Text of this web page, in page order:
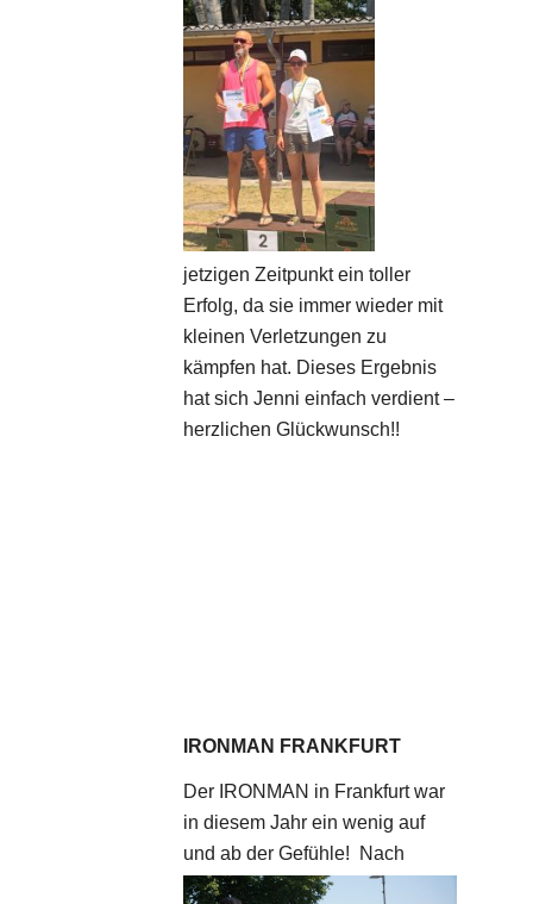
jetzigen Zeitpunkt ein toller
Erfolg, da sie immer wieder mit
kleinen Verletzungen zu
kämpfen hat. Dieses Ergebnis
hat sich Jenni einfach verdient –
herzlichen Glückwunsch!!
IRONMAN FRANKFURT
Der IRONMAN in Frankfurt war
in diesem Jahr ein wenig auf
und ab der Gefühle!
Nach